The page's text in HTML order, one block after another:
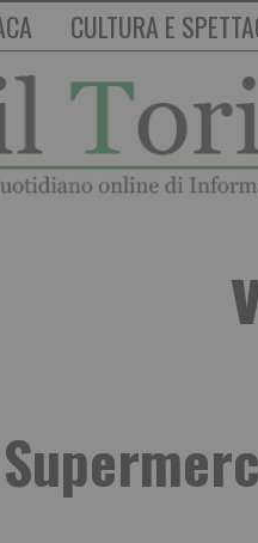
CULTURA E